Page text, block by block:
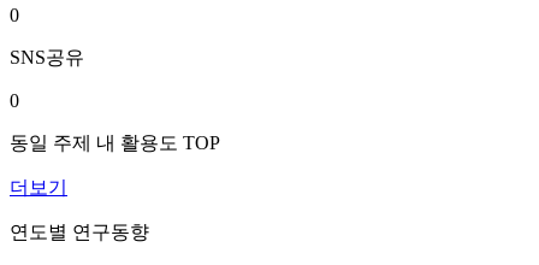
0
SNS공유
0
동일 주제 내 활용도 TOP
더보기
연도별 연구동향